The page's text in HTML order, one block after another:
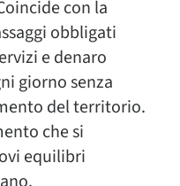
con la
obbligati
e denaro
giorno senza
del territorio.
che si
equilibri